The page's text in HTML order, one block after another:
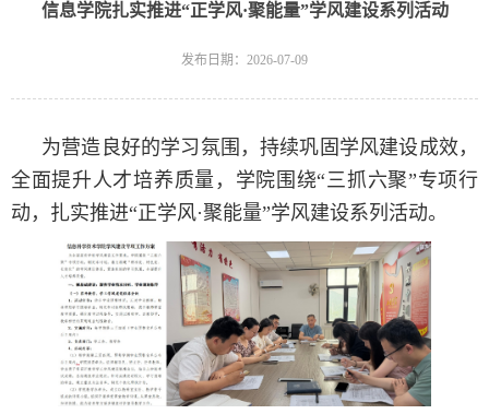
信息学院扎实推进“正学风·聚能量”学风建设系列活动
发布日期：2026-07-09
为营造良好的学习氛围，持续巩固学风建设成效，
全面提升人才培养质量，学院围绕“三抓六聚”专项行
动，扎实推进“正学风·聚能量”学风建设系列活动。